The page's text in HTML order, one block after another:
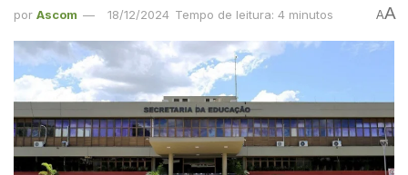
por Ascom 18/12/2024 Tempo de leitura: 4 minutos AA